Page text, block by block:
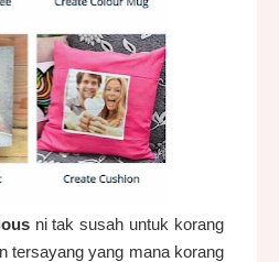
ni tak susah untuk korang
tersayang yang mana korang